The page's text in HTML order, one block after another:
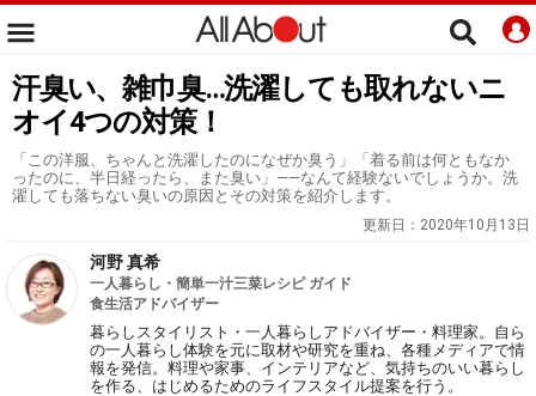
汗臭い、雑巾臭…洗濯しても取れないニ
オイ4つの対策！
「この洋服、ちゃんと洗濯したのになぜか臭う」「着る前は何ともなか
ったのに、半日経ったら、また臭い」――なんて経験ないでしょうか。洗
濯しても落ちない臭いの原因とその対策を紹介します。
更新日： 2020年10月13日
河野 真希
一人暮らし・簡単一汁三菜レシピ ガイド
食生活アドバイザー
暮らしスタイリスト・一人暮らしアドバイザー・料理家。自ら
の一人暮らし体験を元に取材や研究を重ね、各種メディアで情
報を発信。料理や家事、インテリアなど、気持ちのいい暮らし
を作る、はじめるためのライフスタイル提案を行う。